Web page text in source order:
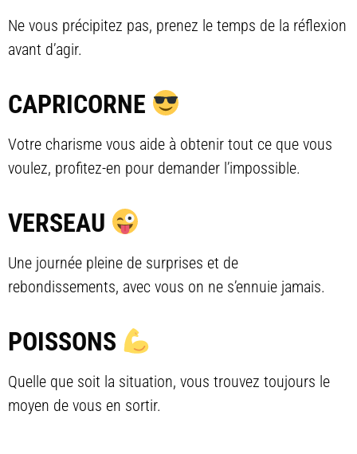
Ne vous précipitez pas, prenez le temps de la réflexion
avant d’agir.
CAPRICORNE
Votre charisme vous aide à obtenir tout ce que vous
voulez, profitez-en pour demander l’impossible.
VERSEAU
Une journée pleine de surprises et de
rebondissements, avec vous on ne s’ennuie jamais.
POISSONS
Quelle que soit la situation, vous trouvez toujours le
moyen de vous en sortir.